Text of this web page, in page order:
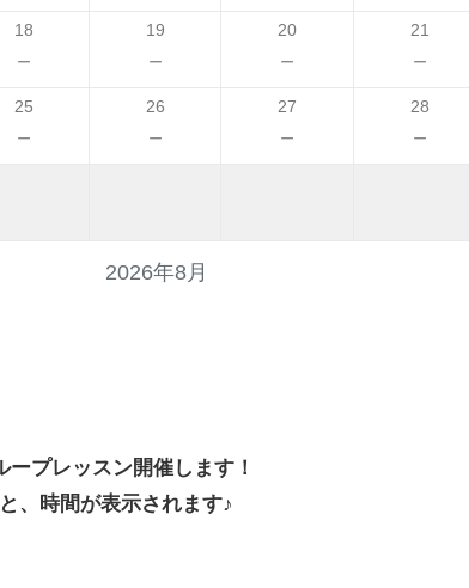
2026年8月
18
－
19
－
20
－
21
－
25
－
26
－
27
－
28
－
プレッスン開催します！
、時間が表示されます♪